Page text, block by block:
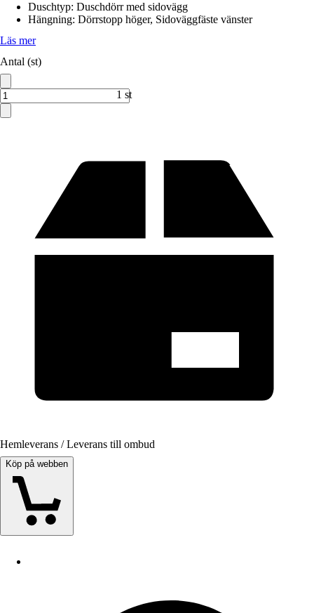
Duschtyp: Duschdörr med sidovägg
Hängning: Dörrstopp höger, Sidoväggfäste vänster
Läs mer
Antal (st)
1 st
Hemleverans / Leverans till ombud
Köp på webben